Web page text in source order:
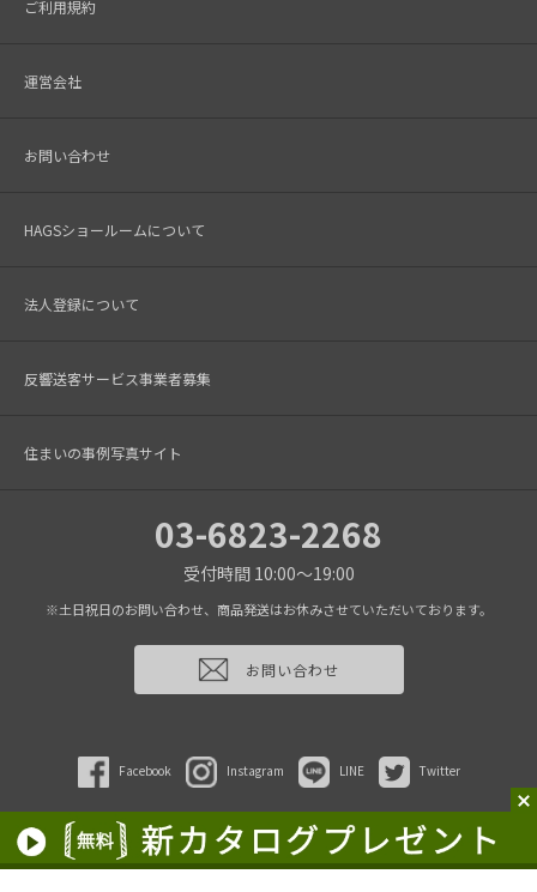
ご利用規約
運営会社
お問い合わせ
HAGSショールームについて
法人登録について
反響送客サービス事業者募集
住まいの事例写真サイト
03-6823-2268
受付時間 10:00～19:00
※土日祝日のお問い合わせ、商品発送はお休みさせていただいております。
お問い合わせ
Facebook Instagram LINE Twitter